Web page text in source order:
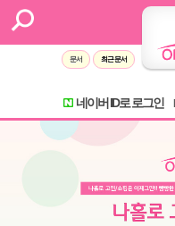
문서 최근 문서
네이버 ID로 로그인